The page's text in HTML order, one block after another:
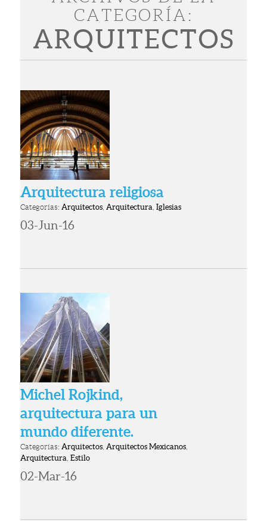
CATEGORÍA:
ARQUITECTOS
Arquitectura religiosa
Categorías:Arquitectos,Arquitectura,Iglesias
03-Jun-16
Michel Rojkind,
arquitectura para un
mundo diferente.
Categorías:Arquitectos,Arquitectos Mexicanos,
Arquitectura,Estilo
02-Mar-16